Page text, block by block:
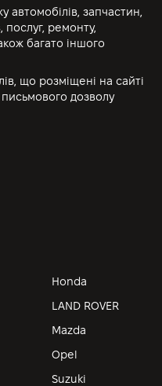
автомобілів, запчастин,
послуг, ремонту,
багато іншого
що розміщені на сайті
дозволу
Honda
LAND ROVER
Mazda
Opel
Suzuki